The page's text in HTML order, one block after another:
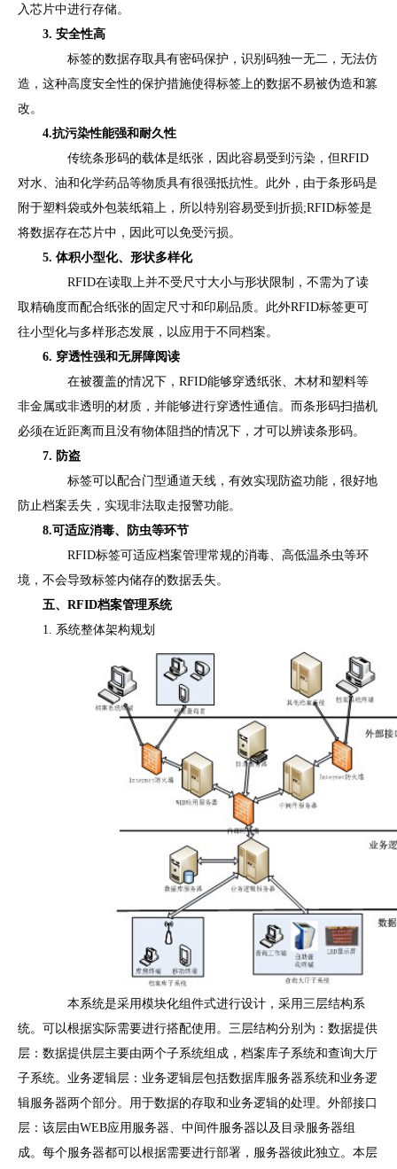
入芯片中进行存储。
3. 安全性高
标签的数据存取具有密码保护，识别码独一无二，无法仿
造，这种高度安全性的保护措施使得标签上的数据不易被伪造和篡
改。
4.抗污染性能强和耐久性
传统条形码的载体是纸张，因此容易受到污染，但RFID
对水、油和化学药品等物质具有很强抵抗性。此外，由于条形码是
附于塑料袋或外包装纸箱上，所以特别容易受到折损;RFID标签是
将数据存在芯片中，因此可以免受污损。
5. 体积小型化、形状多样化
RFID在读取上并不受尺寸大小与形状限制，不需为了读
取精确度而配合纸张的固定尺寸和印刷品质。此外RFID标签更可
往小型化与多样形态发展，以应用于不同档案。
6. 穿透性强和无屏障阅读
在被覆盖的情况下，RFID能够穿透纸张、木材和塑料等
非金属或非透明的材质，并能够进行穿透性通信。而条形码扫描机
必须在近距离而且没有物体阻挡的情况下，才可以辨读条形码。
7. 防盗
标签可以配合门型通道天线，有效实现防盗功能，很好地
防止档案丢失，实现非法取走报警功能。
8.可适应消毒、防虫等环节
RFID标签可适应档案管理常规的消毒、高低温杀虫等环
境，不会导致标签内储存的数据丢失。
五、RFID档案管理系统
1. 系统整体架构规划
本系统是采用模块化组件式进行设计，采用三层结构系
统。可以根据实际需要进行搭配使用。三层结构分别为：数据提供
层：数据提供层主要由两个子系统组成，档案库子系统和查询大厅
子系统。业务逻辑层：业务逻辑层包括数据库服务器系统和业务逻
辑服务器两个部分。用于数据的存取和业务逻辑的处理。外部接口
层：该层由WEB应用服务器、中间件服务器以及目录服务器组
成。每个服务器都可以根据需要进行部署，服务器彼此独立。本层